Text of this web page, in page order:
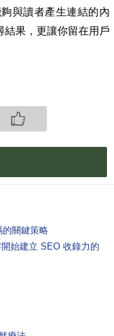
與讀者產生連結的內
果，更讓你留在用戶
的關鍵策略
始建立 SEO 收錄力的